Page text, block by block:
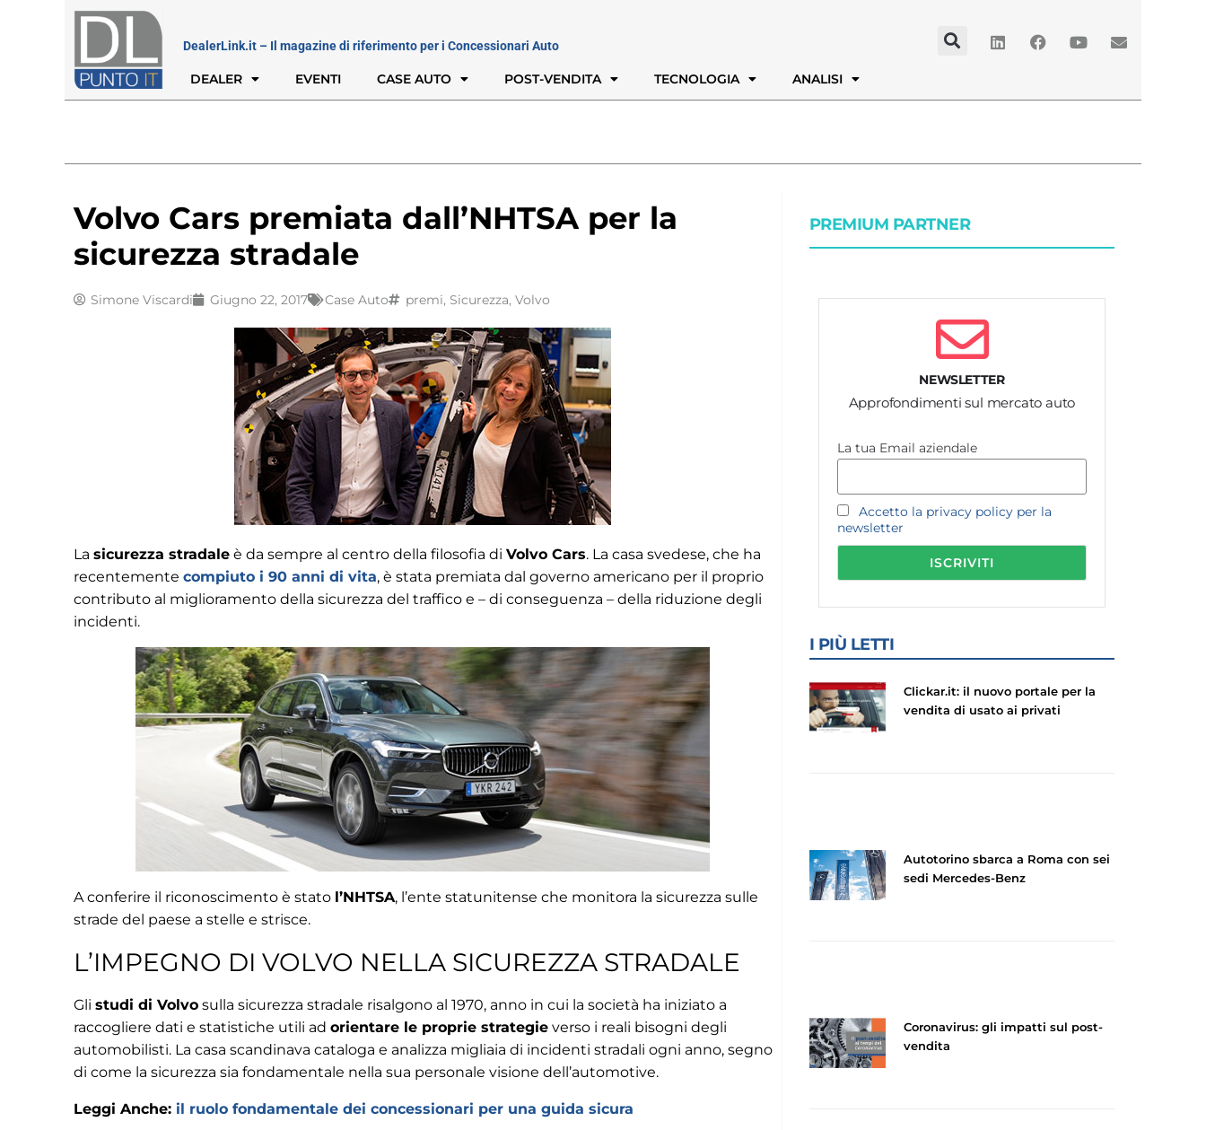
DealerLink.it – Il magazine di riferimento per i Concessionari Auto
DEALER EVENTI CASE AUTO POST-VENDITA TECNOLOGIA ANALISI
Volvo Cars premiata dall’NHTSA per la
sicurezza stradale
Simone Viscardi Giugno 22, 2017 Case Auto premi, Sicurezza, Volvo
La sicurezza stradale è da sempre al centro della filosofia di Volvo Cars. La casa svedese, che ha
recentemente compiuto i 90 anni di vita, è stata premiata dal governo americano per il proprio
contributo al miglioramento della sicurezza del traffico e – di conseguenza – della riduzione degli
incidenti.
A conferire il riconoscimento è stato l’NHTSA, l’ente statunitense che monitora la sicurezza sulle
strade del paese a stelle e strisce.
L’IMPEGNO DI VOLVO NELLA SICUREZZA STRADALE
Gli studi di Volvo sulla sicurezza stradale risalgono al 1970, anno in cui la società ha iniziato a
raccogliere dati e statistiche utili ad orientare le proprie strategie verso i reali bisogni degli
automobilisti. La casa scandinava cataloga e analizza migliaia di incidenti stradali ogni anno, segno
di come la sicurezza sia fondamentale nella sua personale visione dell’automotive.
Leggi Anche: il ruolo fondamentale dei concessionari per una guida sicura
PREMIUM PARTNER
NEWSLETTER
Approfondimenti sul mercato auto
La tua Email aziendale
Accetto la privacy policy per la
newsletter
I PIÙ LETTI
Clickar.it: il nuovo portale per la
vendita di usato ai privati
Autotorino sbarca a Roma con sei
sedi Mercedes-Benz
Coronavirus: gli impatti sul post-
vendita